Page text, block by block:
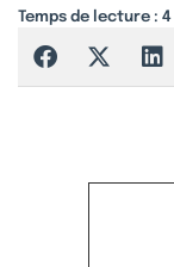
Temps de lecture : 4